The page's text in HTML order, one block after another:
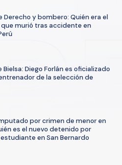
Derecho y bombero: Quién era el
murió tras accidente en
Bielsa: Diego Forlán es oficializado
de la selección de
por crimen de menor en
es el nuevo detenido por
en San Bernardo